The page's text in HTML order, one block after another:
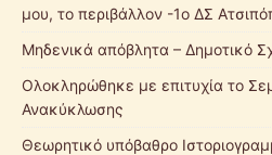
μου, το περιβάλλον -1ο ΔΣ
Μηδενικά απόβλητα – Δημοτικό
Ολοκληρώθηκε με επιτυχία το
Ανακύκλωσης
Θεωρητικό υπόβαθρο